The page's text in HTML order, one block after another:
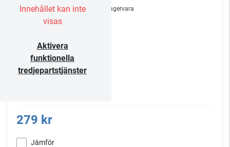
Innehållet kan inte
visas
Aktivera
funktionella
tredjepartstjänster
Lagervara
279 kr
Jämför